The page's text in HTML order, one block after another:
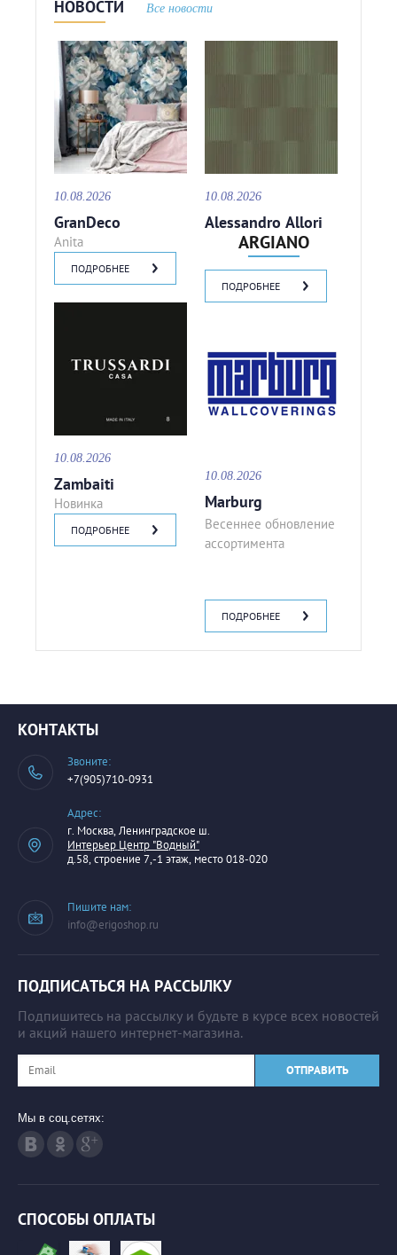
НОВОСТИ Все новости
10.08.2026
GranDeco
Anita
ПОДРОБНЕЕ
10.08.2026
Alessandro Allori
ARGIANO
ПОДРОБНЕЕ
10.08.2026
Zambaiti
Новинка
ПОДРОБНЕЕ
10.08.2026
Marburg
Весеннее обновление
ассортимента
ПОДРОБНЕЕ
КОНТАКТЫ
Звоните:
+7(905)710-0931
Адрес:
г. Москва, Ленинградское ш.
Интерьер Центр "Водный"
д.58, строение 7,-1 этаж, место 018-020
Пишите нам:
info@erigoshop.ru
ПОДПИСАТЬСЯ НА РАССЫЛКУ
Подпишитесь на рассылку и будьте в курсе всех новостей
и акций нашего интернет-магазина.
ОТПРАВИТЬ
Мы в соц.сетях:
СПОСОБЫ ОПЛАТЫ